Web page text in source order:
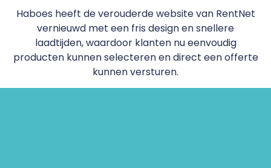
Haboes heeft de verouderde website van RentNet
vernieuwd met een fris design en snellere
laadtijden, waardoor klanten nu eenvoudig
producten kunnen selecteren en direct een offerte
kunnen versturen.